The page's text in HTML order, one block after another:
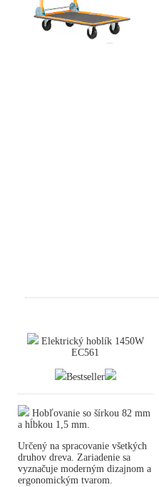
Elektrický hoblík 1450W
EC561
Bestseller
Hobľovanie so šírkou 82 mm
a hĺbkou 1,5 mm.
Určený na spracovanie všetkých
druhov dreva. Zariadenie sa
vyznačuje moderným dizajnom a
ergonomickým tvarom.